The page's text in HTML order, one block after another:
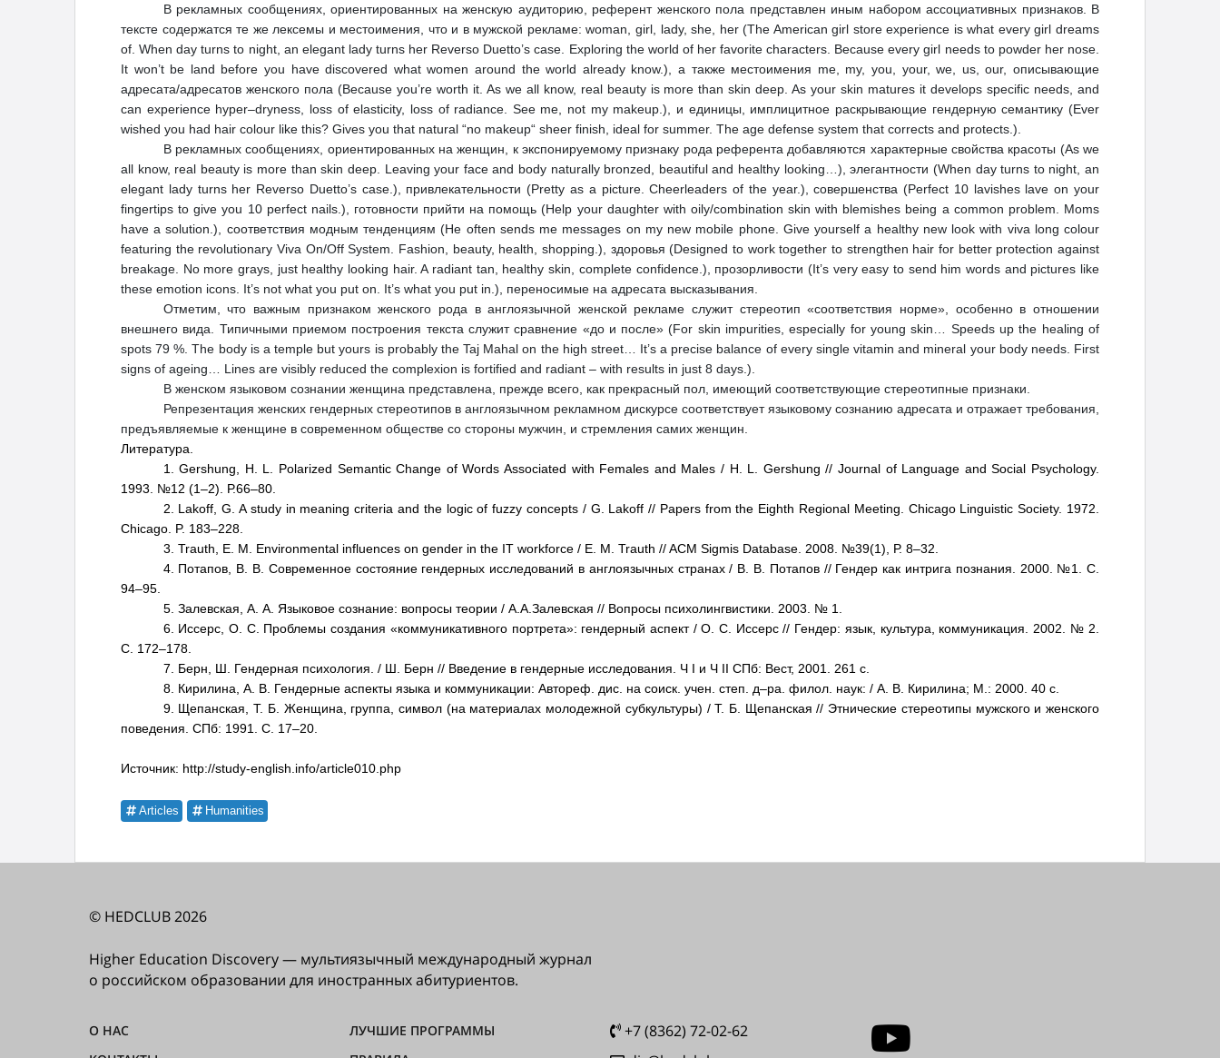
В рекламных сообщениях, ориентированных на женскую аудиторию, референт женского пола представлен иным набором ассоциативных признаков. В
тексте содержатся те же лексемы и местоимения, что и в мужской рекламе: woman, girl, lady, she, her (The American girl store experience is what every girl dreams
of. When day turns to night, an elegant lady turns her Reverso Duetto’s case. Exploring the world of her favorite characters. Because every girl needs to powder her nose.
It won’t be land before you have discovered what women around the world already know.), а также местоимения me, my, you, your, we, us, our, описывающие
адресата/адресатов женского пола (Because you’re worth it. As we all know, real beauty is more than skin deep. As your skin matures it develops specific needs, and
can experience hyper–dryness, loss of elasticity, loss of radiance. See me, not my makeup.), и единицы, имплицитное раскрывающие гендерную семантику (Ever
wished you had hair colour like this? Gives you that natural “no makeup“ sheer finish, ideal for summer. The age defense system that corrects and protects.).
В рекламных сообщениях, ориентированных на женщин, к экспонируемому признаку рода референта добавляются характерные свойства красоты (As we
all know, real beauty is more than skin deep. Leaving your face and body naturally bronzed, beautiful and healthy looking…), элегантности (When day turns to night, an
elegant lady turns her Reverso Duetto’s case.), привлекательности (Pretty as a picture. Cheerleaders of the year.), совершенства (Perfect 10 lavishes lave on your
fingertips to give you 10 perfect nails.), готовности прийти на помощь (Help your daughter with oily/combination skin with blemishes being a common problem. Moms
have a solution.), соответствия модным тенденциям (He often sends me messages on my new mobile phone. Give yourself a healthy new look with viva long colour
featuring the revolutionary Viva On/Off System. Fashion, beauty, health, shopping.), здоровья (Designed to work together to strengthen hair for better protection against
breakage. No more grays, just healthy looking hair. A radiant tan, healthy skin, complete confidence.), прозорливости (It’s very easy to send him words and pictures like
these emotion icons. It’s not what you put on. It’s what you put in.), переносимые на адресата высказывания.
Отметим, что важным признаком женского рода в англоязычной женской рекламе служит стереотип «соответствия норме», особенно в отношении
внешнего вида. Типичными приемом построения текста служит сравнение «до и после» (For skin impurities, especially for young skin… Speeds up the healing of
spots 79 %. The body is a temple but yours is probably the Taj Mahal on the high street… It’s a precise balance of every single vitamin and mineral your body needs. First
signs of ageing… Lines are visibly reduced the complexion is fortified and radiant – with results in just 8 days.).
В женском языковом сознании женщина представлена, прежде всего, как прекрасный пол, имеющий соответствующие стереотипные признаки.
Репрезентация женских гендерных стереотипов в англоязычном рекламном дискурсе соответствует языковому сознанию адресата и отражает требования,
предъявляемые к женщине в современном обществе со стороны мужчин, и стремления самих женщин.
Литература.
1. Gershung, H. L. Polarized Semantic Change of Words Associated with Females and Males / H. L. Gershung // Journal of Language and Social Psychology.
1993. №12 (1–2). Р.66–80.
2. Lakоff, G. A study in meaning criteria and the logic of fuzzy concepts / G. Lakоff // Papers from the Eighth Regional Meeting. Chicago Linguistic Society. 1972.
Chicago. P. 183–228.
3. Trauth, E. M. Environmental influences on gender in the IT workforce / E. M. Trauth // ACM Sigmis Database. 2008. №39(1), Р. 8–32.
4. Потапов, В. В. Современное состояние гендерных исследований в англоязычных странах / В. В. Потапов // Гендер как интрига познания. 2000. №1. С.
94–95.
5. Залевская, А. А. Языковое сознание: вопросы теории / А.А.Залевская // Вопросы психолингвистики. 2003. № 1.
6. Иссерс, О. С. Проблемы создания «коммуникативного портрета»: гендерный аспект / О. С. Иссерс // Гендер: язык, культура, коммуникация. 2002. № 2.
С. 172–178.
7. Берн, Ш. Гендерная психология. / Ш. Берн // Введение в гендерные исследования. Ч I и Ч II СПб: Вест, 2001. 261 с.
8. Кирилина, А. В. Гендерные аспекты языка и коммуникации: Автореф. дис. на соиск. учен. степ. д–ра. филол. наук: / А. В. Кирилина; М.: 2000. 40 с.
9. Щепанская, Т. Б. Женщина, группа, символ (на материалах молодежной субкультуры) / Т. Б. Щепанская // Этнические стереотипы мужского и женского
поведения. СПб: 1991. С. 17–20.
Источник: http://study-english.info/article010.php
Articles Humanities
© HEDCLUB 2026
Higher Education Discovery — мультиязычный международный журнал
о российском образовании для иностранных абитуриентов.
О НАС
ЛУЧШИЕ ПРОГРАММЫ
+7 (8362) 72-02-62